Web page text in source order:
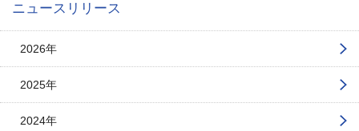
ニュースリリース
2026年
2025年
2024年